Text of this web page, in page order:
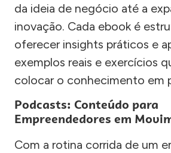
da ideia de negócio até a
inovação. Cada ebook é
oferecer insights práticos e
exemplos reais e exercícios
colocar o conhecimento em
Podcasts: Conteúdo para
Empreendedores em
Com a rotina corrida de um